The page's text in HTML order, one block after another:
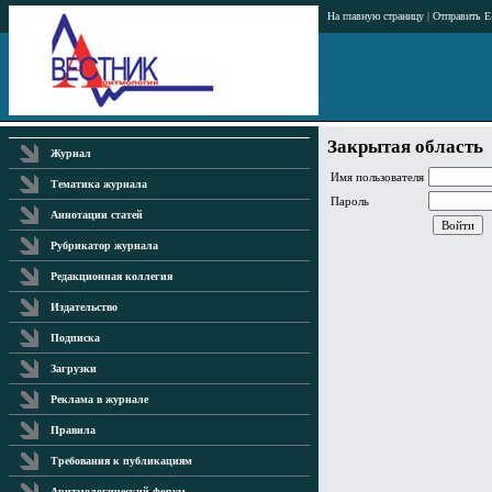
На главную страницу | Отправить
Журнал
Тематика журнала
Аннотации статей
Рубрикатор журнала
Редакционная коллегия
Издательство
Подписка
Загрузки
Реклама в журнале
Правила
Требования к публикациям
Закрытая область
Имя пользователя
Пароль